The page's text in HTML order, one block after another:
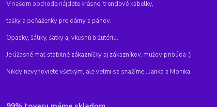
V našom obchode nájdete krásne, trendové kabelky,
tašky a peňaženky pre dámy a pánov.
Opasky, šáliky, šatky aj vkusnú bižutériu.
Je úžasné mať stabilné zákazníčky aj zákazníkov, mužov pribúda :)
Nikdy nevyhoviete všetkým, ale veľmi sa snažíme...Janka a Monika